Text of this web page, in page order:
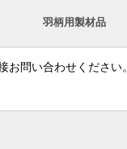
羽柄用製材品
お問い合わせください